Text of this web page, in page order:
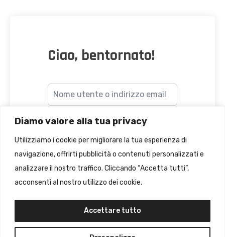
Diamo valore alla tua privacy
Utilizziamo i cookie per migliorare la tua esperienza di
navigazione, offrirti pubblicità o contenuti personalizzati e
analizzare il nostro traffico. Cliccando “Accetta tutti”,
acconsenti al nostro utilizzo dei cookie.
Accettare tutto
Ciao, bentornato!
dimenticato?
ACCEDI